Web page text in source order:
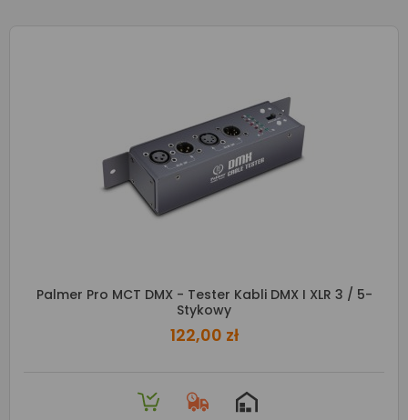
Palmer Pro MCT DMX - Tester Kabli DMX I XLR 3 / 5-
Stykowy
122,00 zł